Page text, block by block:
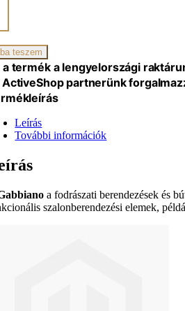
teszem
a termék a lengyelországi
ActiveShop partnerünk
Leírás
További információk
a fodrászati berendezések és
szalonberendezési elemek,